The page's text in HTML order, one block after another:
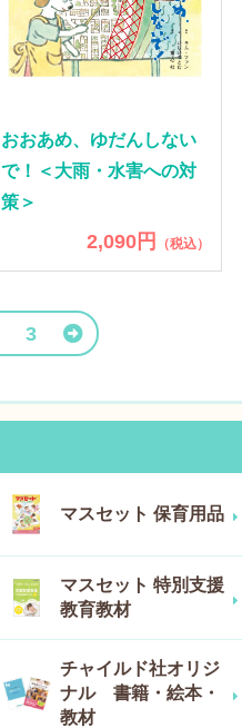
おおあめ、ゆだんしない
で！＜大雨・水害への対
策＞
2,090円 （税込）
3
マスセット 保育用品
マスセット 特別支援
教育教材
チャイルド社オリジ
ナル 書籍・絵本・
教材